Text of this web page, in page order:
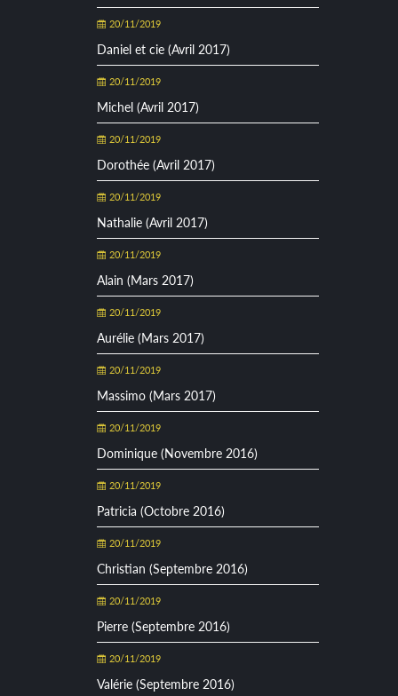
20/11/2019
Daniel et cie (Avril 2017)
20/11/2019
Michel (Avril 2017)
20/11/2019
Dorothée (Avril 2017)
20/11/2019
Nathalie (Avril 2017)
20/11/2019
Alain (Mars 2017)
20/11/2019
Aurélie (Mars 2017)
20/11/2019
Massimo (Mars 2017)
20/11/2019
Dominique (Novembre 2016)
20/11/2019
Patricia (Octobre 2016)
20/11/2019
Christian (Septembre 2016)
20/11/2019
Pierre (Septembre 2016)
20/11/2019
Valérie (Septembre 2016)